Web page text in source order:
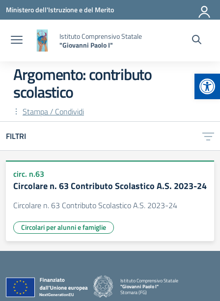
Vai ai contenuti
Vai al menu di navigazione
Vai al footer
Ministero dell'Istruzione e del Merito
Istituto Comprensivo Statale
"Giovanni Paolo I"
Argomento: contributo
scolastico
Stampa / Condividi
FILTRI
circ. n.63
Circolare n. 63 Contributo Scolastico A.S. 2023-24
Circolare n. 63 Contributo Scolastico A.S. 2023-24
Circolari per alunni e famiglie
Istituto Comprensivo Statale
"Giovanni Paolo I"
Stornara (FG)